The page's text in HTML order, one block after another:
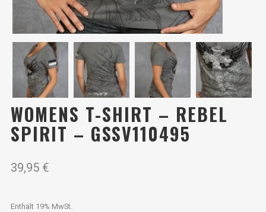
WOMENS T-SHIRT – REBEL
SPIRIT – GSSV110495
39,95 €
Enthält 19% MwSt.